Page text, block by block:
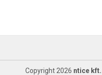
Copyright 2026 ntice kft.